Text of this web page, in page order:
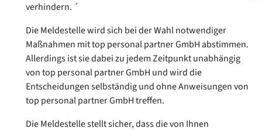
verhindern. ´
Die Meldestelle wird sich bei der Wahl notwendiger
Maßnahmen mittop personal partner GmbHabstimmen.
Allerdings ist sie dabei zu jedem Zeitpunkt unabhängig
vontop personal partner GmbH und wird die
Entscheidungen selbständig und ohne Anweisungen von
top personal partner GmbHtreffen.
Die Meldestelle stellt sicher, dass die von Ihnen